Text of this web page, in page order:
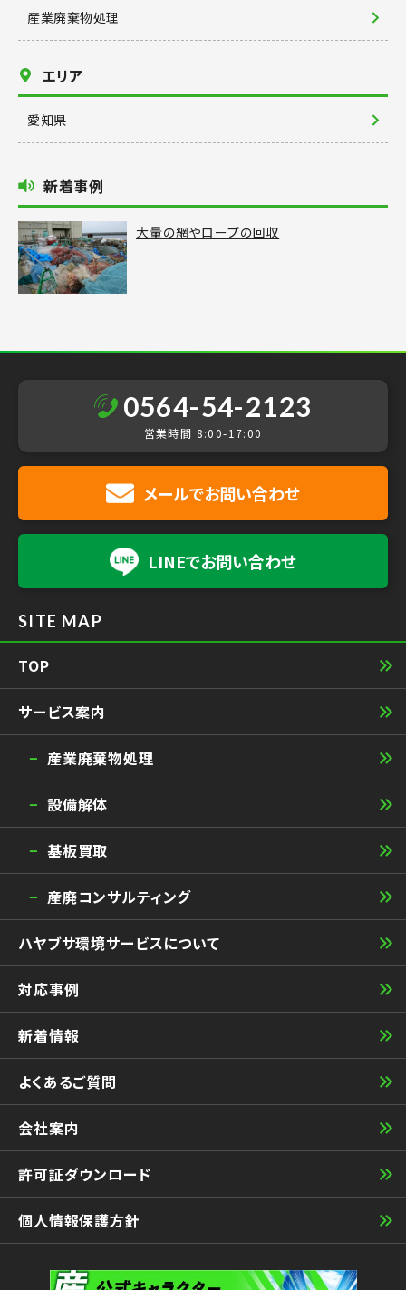
LINEでお問い合わせ
産業廃棄物処理
エリア
愛知県
新着事例
大量の網やロープの回収
0564-54-2123
営業時間 8:00-17:00
メールでお問い合わせ
LINEでお問い合わせ
SITE MAP
TOP
サービス案内
産業廃棄物処理
設備解体
基板買取
産廃コンサルティング
ハヤブサ環境サービスについて
対応事例
新着情報
よくあるご質問
会社案内
許可証ダウンロード
個人情報保護方針